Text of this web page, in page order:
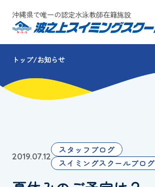
沖縄県で唯一の認定水泳教師在籍施設
スクールについて
コース・クラス紹介
団体会員募集
トップ お知らせ
2019.07.12
スタッフブログ
スイミングスクールブログ